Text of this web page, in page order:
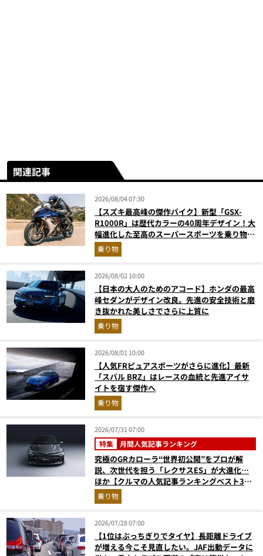
関連記事
2026/08/04 07:30
【スズキ最高峰の傑作バイク】新型「GSX-
R1000R」は歴代カラーの40周年デザイン！大
幅進化した至高のスーパースポーツを乗り物ラ
イターが解説
乗り物
2026/08/02 10:00
【日本の大人のためのアコード】ホンダの最高
峰セダンがデザイン改良。先進の安全技術と磨
き抜かれた美しさでさらに上質に
乗り物
2026/08/01 10:00
【人気FRピュアスポーツがさらに進化】最新
「スバル BRZ」はレースの血統と先進アイサ
イトを宿す傑作へ
乗り物
2026/07/31 07:00
特集 月間人気記事ランキング
究極のGRカローラ“世界初公開”をプロが解
説、次世代を担う「レクサスES」が大進化…
ほか【クルマの人気記事ランキングベスト3】
（2026年6月版）
乗り物
2026/07/28 07:00
【1位はぶっちぎりでタイヤ】長距離ドライブ
が増える今こそ見直したい。JAF出動データに